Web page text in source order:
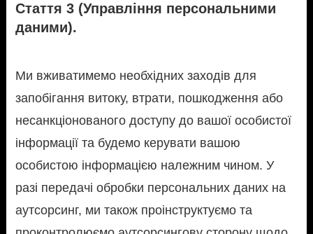
Стаття 3 (Управління персональними
даними).
Ми вживатимемо необхідних заходів для
запобігання витоку, втрати, пошкодження або
несанкціонованого доступу до вашої особистої
інформації та будемо керувати вашою
особистою інформацією належним чином. У
разі передачі обробки персональних даних на
аутсорсинг, ми також проінструктуємо та